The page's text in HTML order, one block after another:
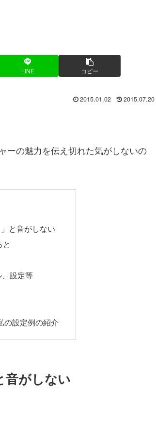
LINE コピー
2015.01.02 2015.07.20
ーの魅力を伝え切れた気がしないの
と音がしない
設定等
の設定例の紹介
音がしない